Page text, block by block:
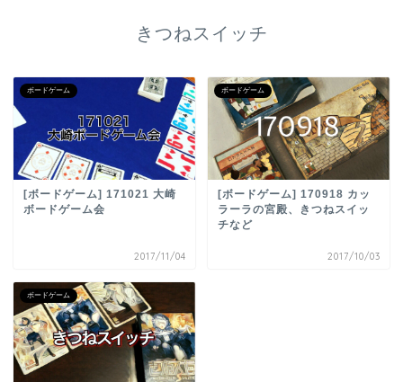
きつねスイッチ
ボードゲーム
[ボードゲーム] 171021 大崎
ボードゲーム会
2017/11/04
ボードゲーム
[ボードゲーム] 170918 カッ
ラーラの宮殿、きつねスイッ
チなど
2017/10/03
ボードゲーム